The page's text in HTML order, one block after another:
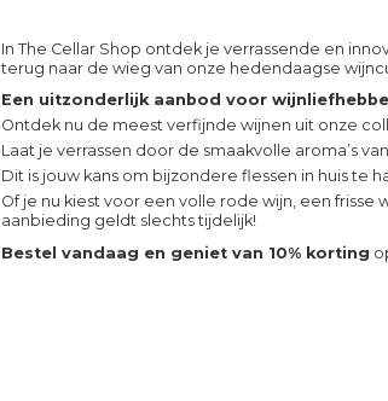
In The Cellar Shop ontdek je verrassende en
terug naar de wieg van onze hedendaagse
Een uitzonderlijk aanbod voor
Ontdek nu de meest verfijnde wijnen uit onze
Laat je verrassen door de smaakvolle aroma’s
Dit is jouw kans om bijzondere flessen in huis te
Of je nu kiest voor een volle rode wijn, een
aanbieding geldt slechts tijdelijk!
Bestel vandaag en geniet van 10% korting